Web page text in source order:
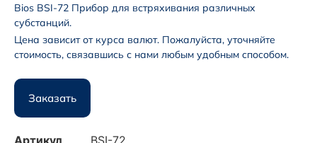
Bios BSI-72 Прибор для встряхивания различных
субстанций.
Цена зависит от курса валют. Пожалуйста, уточняйте
стоимость, связавшись с нами любым удобным способом.
Заказать
Артикул
BSI-72